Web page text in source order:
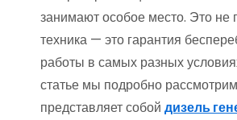
занимают особое место. Это не
техника — это гарантия
работы в самых разных
статье мы подробно
представляет собой дизель